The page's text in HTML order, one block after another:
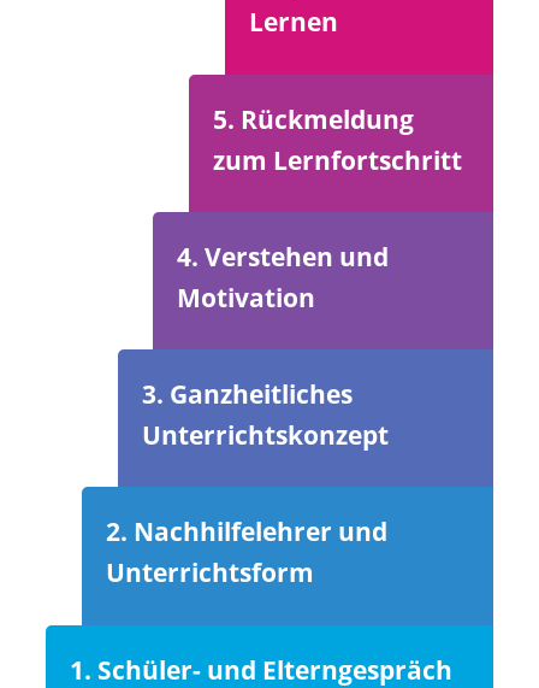
Lernen
5. Rückmeldung
zum Lernfortschritt
4. Verstehen und
Motivation
3. Ganzheitliches
Unterrichtskonzept
2. Nachhilfelehrer und
Unterrichtsform
1. Schüler- und Elterngespräch